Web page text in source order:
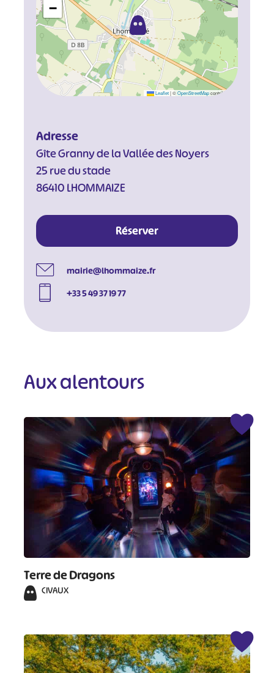
−
Leaflet |©OpenStreetMapcontributors
Adresse
Gîte Granny de la Vallée des Noyers
25 rue du stade
86410 LHOMMAIZE
Réserver
mairie@lhommaize.fr
+33 5 49 37 19 77
Aux alentours
Terre de Dragons
CIVAUX